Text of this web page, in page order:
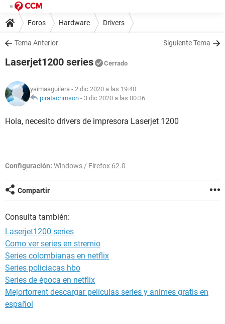
Foros Hardware Drivers
Tema Anterior Siguiente Tema
Laserjet1200 series Cerrado
yaimaaguilera - 2 dic 2020 a las 19:40
piratacrimson - 3 dic 2020 a las 00:36
Hola, necesito drivers de impresora Laserjet 1200
Configuración: Windows / Firefox 62.0
Compartir
Consulta también:
Laserjet1200 series
Como ver series en stremio
Series colombianas en netflix
Series policiacas hbo
Series de época en netflix
Mejortorrent descargar películas series y animes gratis en
español